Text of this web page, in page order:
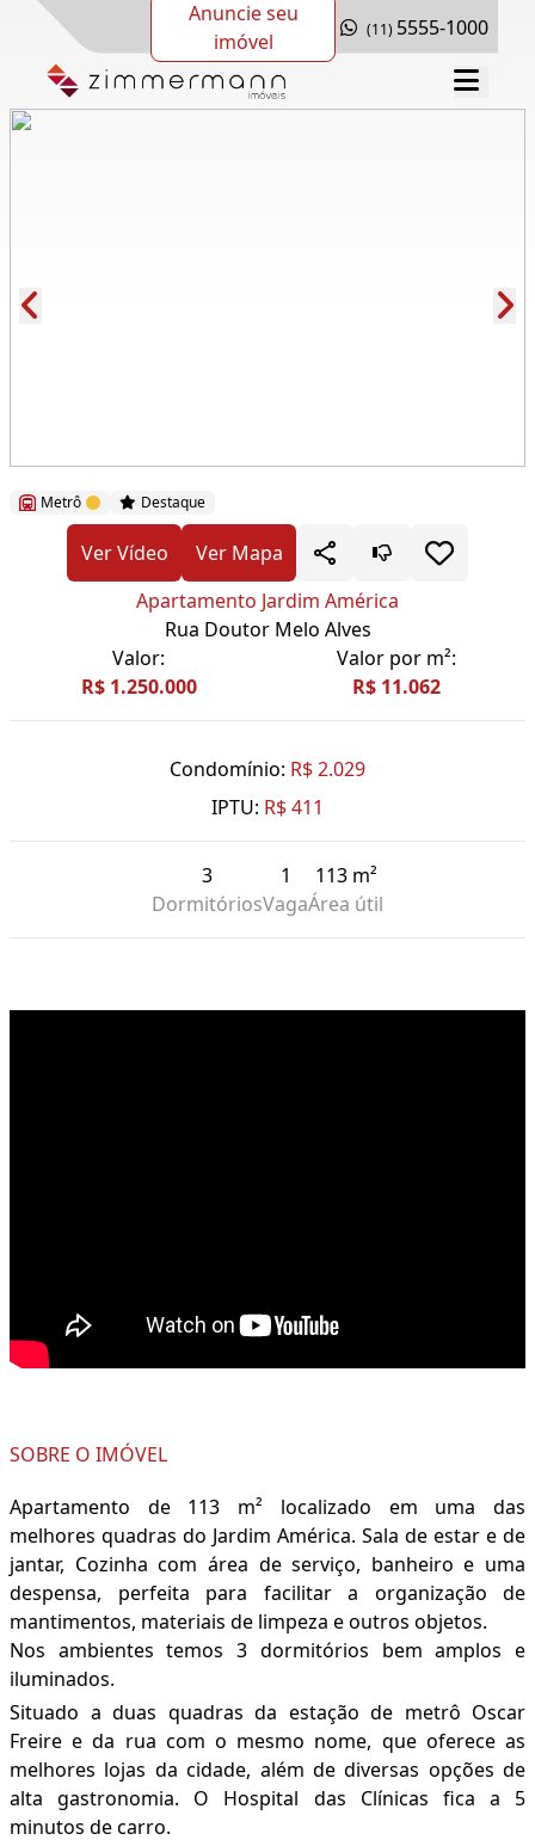
Anuncie seu
imóvel
(11) 5555-1000
Metrô Destaque
Ver Vídeo
Ver Mapa
Apartamento Jardim América
Rua Doutor Melo Alves
Valor:
R$ 1.250.000
Valor por m²:
R$ 11.062
Condomínio: R$ 2.029
IPTU: R$ 411
3
Dormitórios
1
Vaga
113 m²
Área útil
SOBRE O IMÓVEL
Apartamento de 113 m² localizado em uma das
melhores quadras do Jardim América. Sala de estar e de
jantar, Cozinha com área de serviço, banheiro e uma
despensa, perfeita para facilitar a organização de
mantimentos, materiais de limpeza e outros objetos.
Nos ambientes temos 3 dormitórios bem amplos e
iluminados.
Situado a duas quadras da estação de metrô Oscar
Freire e da rua com o mesmo nome, que oferece as
melhores lojas da cidade, além de diversas opções de
alta gastronomia. O Hospital das Clínicas fica a 5
minutos de carro.